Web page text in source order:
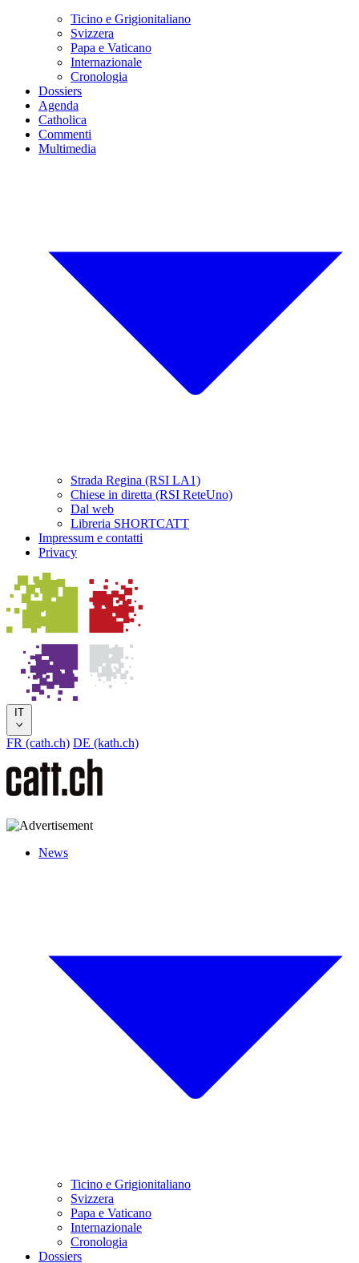
Ticino e Grigionitaliano
Svizzera
Papa e Vaticano
Internazionale
Cronologia
Dossiers
Agenda
Catholica
Commenti
Multimedia
Strada Regina (RSI LA1)
Chiese in diretta (RSI ReteUno)
Dal web
Libreria SHORTCATT
Impressum e contatti
Privacy
IT
FR (cath.ch) DE (kath.ch)
News
Ticino e Grigionitaliano
Svizzera
Papa e Vaticano
Internazionale
Cronologia
Dossiers